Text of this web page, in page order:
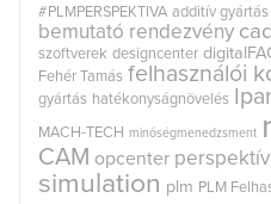
#PLMPERSPEKTIVA additív gyártás
bemutató rendezvény
szoftverek designcenter
Fehér Tamás felhasználói
gyártás hatékonyságnövelés
MACH-TECH minőségmenedzsment
CAM opcenter
simulation plm PLM